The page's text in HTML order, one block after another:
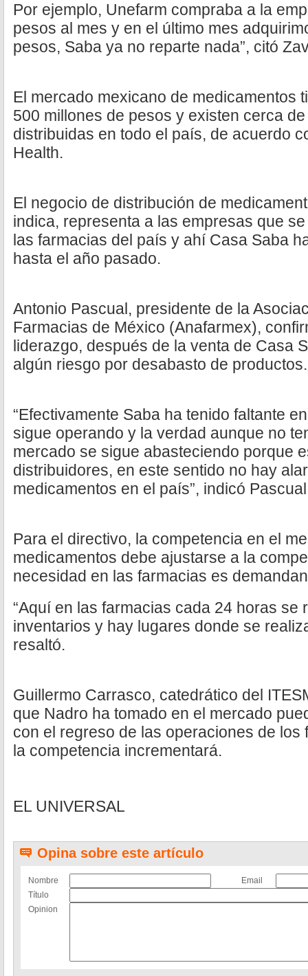
Por ejemplo, Unefarm compraba a la
pesos al mes y en el último mes
pesos, Saba ya no reparte nada”, citó
El mercado mexicano de medicamentos
500 millones de pesos y existen cerca
distribuidas en todo el país, de acuerdo
Health.
El negocio de distribución de
indica, representa a las empresas que
las farmacias del país y ahí Casa Saba
hasta el año pasado.
Antonio Pascual, presidente de la
Farmacias de México (Anafarmex),
liderazgo, después de la venta de Casa
algún riesgo por desabasto de productos.
“Efectivamente Saba ha tenido faltante
sigue operando y la verdad aunque no
mercado se sigue abasteciendo porque
distribuidores, en este sentido no hay
medicamentos en el país”, indicó
Para el directivo, la competencia en el
medicamentos debe ajustarse a la
necesidad en las farmacias es
“Aquí en las farmacias cada 24 horas se
inventarios y hay lugares donde se
resaltó.
Guillermo Carrasco, catedrático del
que Nadro ha tomado en el mercado
con el regreso de las operaciones de
la competencia incrementará.
EL UNIVERSAL
Opina sobre este artículo
Nombre
Email
Título
Opinion